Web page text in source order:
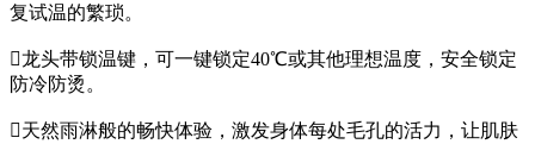
复试温的繁琐。
龙头带锁温键，可一键锁定40℃或其他理想温度，安全锁定
防冷防烫。
天然雨淋般的畅快体验，激发身体每处毛孔的活力，让肌肤